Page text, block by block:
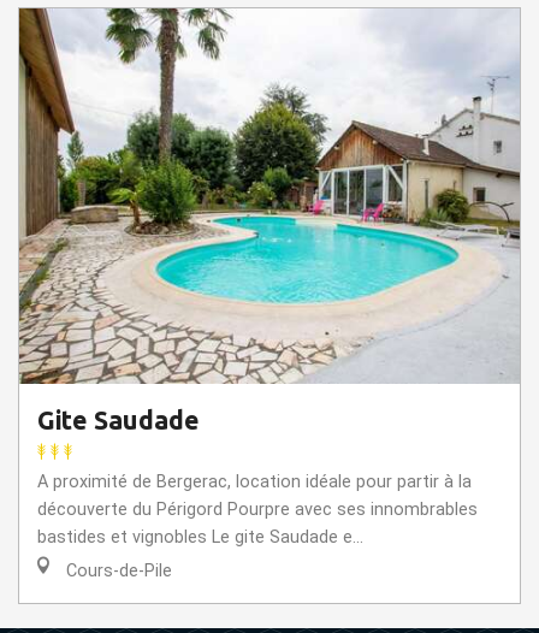
Gite Saudade
A proximité de Bergerac, location idéale pour partir à la
découverte du Périgord Pourpre avec ses innombrables
bastides et vignobles Le gite Saudade e...
Cours-de-Pile